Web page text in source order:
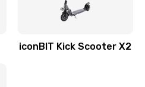
iconBIT Kick Scooter X2